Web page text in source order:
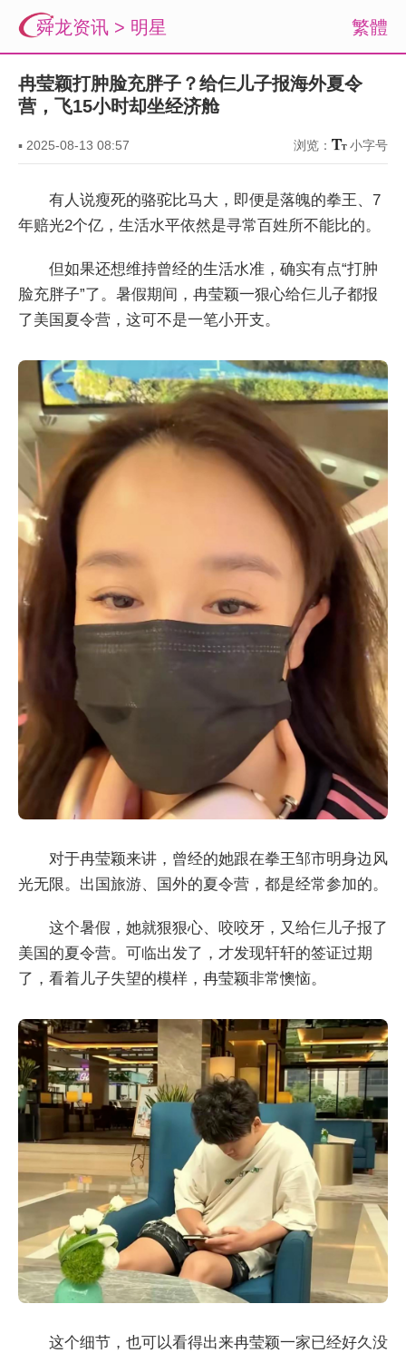
繁體
舜龙资讯 > 明星
冉莹颖打肿脸充胖子？给仨儿子报海外夏令
营，飞15小时却坐经济舱
▪ 2025-08-13 08:57 浏览： 小字号
有人说瘦死的骆驼比马大，即便是落魄的拳王、7
年赔光2个亿，生活水平依然是寻常百姓所不能比的。
但如果还想维持曾经的生活水准，确实有点“打肿
脸充胖子”了。暑假期间，冉莹颖一狠心给仨儿子都报
了美国夏令营，这可不是一笔小开支。
对于冉莹颖来讲，曾经的她跟在拳王邹市明身边风
光无限。出国旅游、国外的夏令营，都是经常参加的。
这个暑假，她就狠狠心、咬咬牙，又给仨儿子报了
美国的夏令营。可临出发了，才发现轩轩的签证过期
了，看着儿子失望的模样，冉莹颖非常懊恼。
这个细节，也可以看得出来冉莹颖一家已经好久没